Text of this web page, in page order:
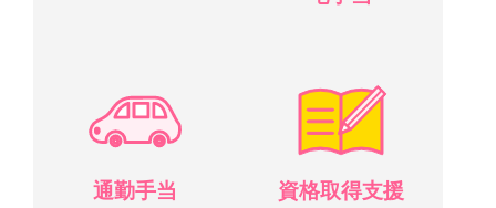
通勤手当 資格取得支援